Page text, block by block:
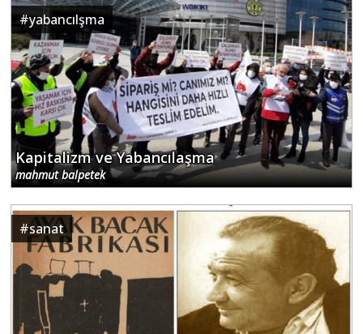
#yabancılşma
Kapitalizm ve Yabancılaşma
mahmut balpetek
#sanat